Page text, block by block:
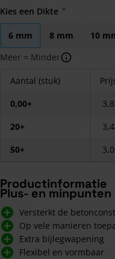
Kies een Dikte
6 mm 8 mm 10
Meer = Minder
Aantal (stuk)
0,00+
20+
50+
Productinformatie
Plus- en minpunten
Versterkt de
Op vele manieren
Extra bijlegwapening
Flexibel en vormbaar